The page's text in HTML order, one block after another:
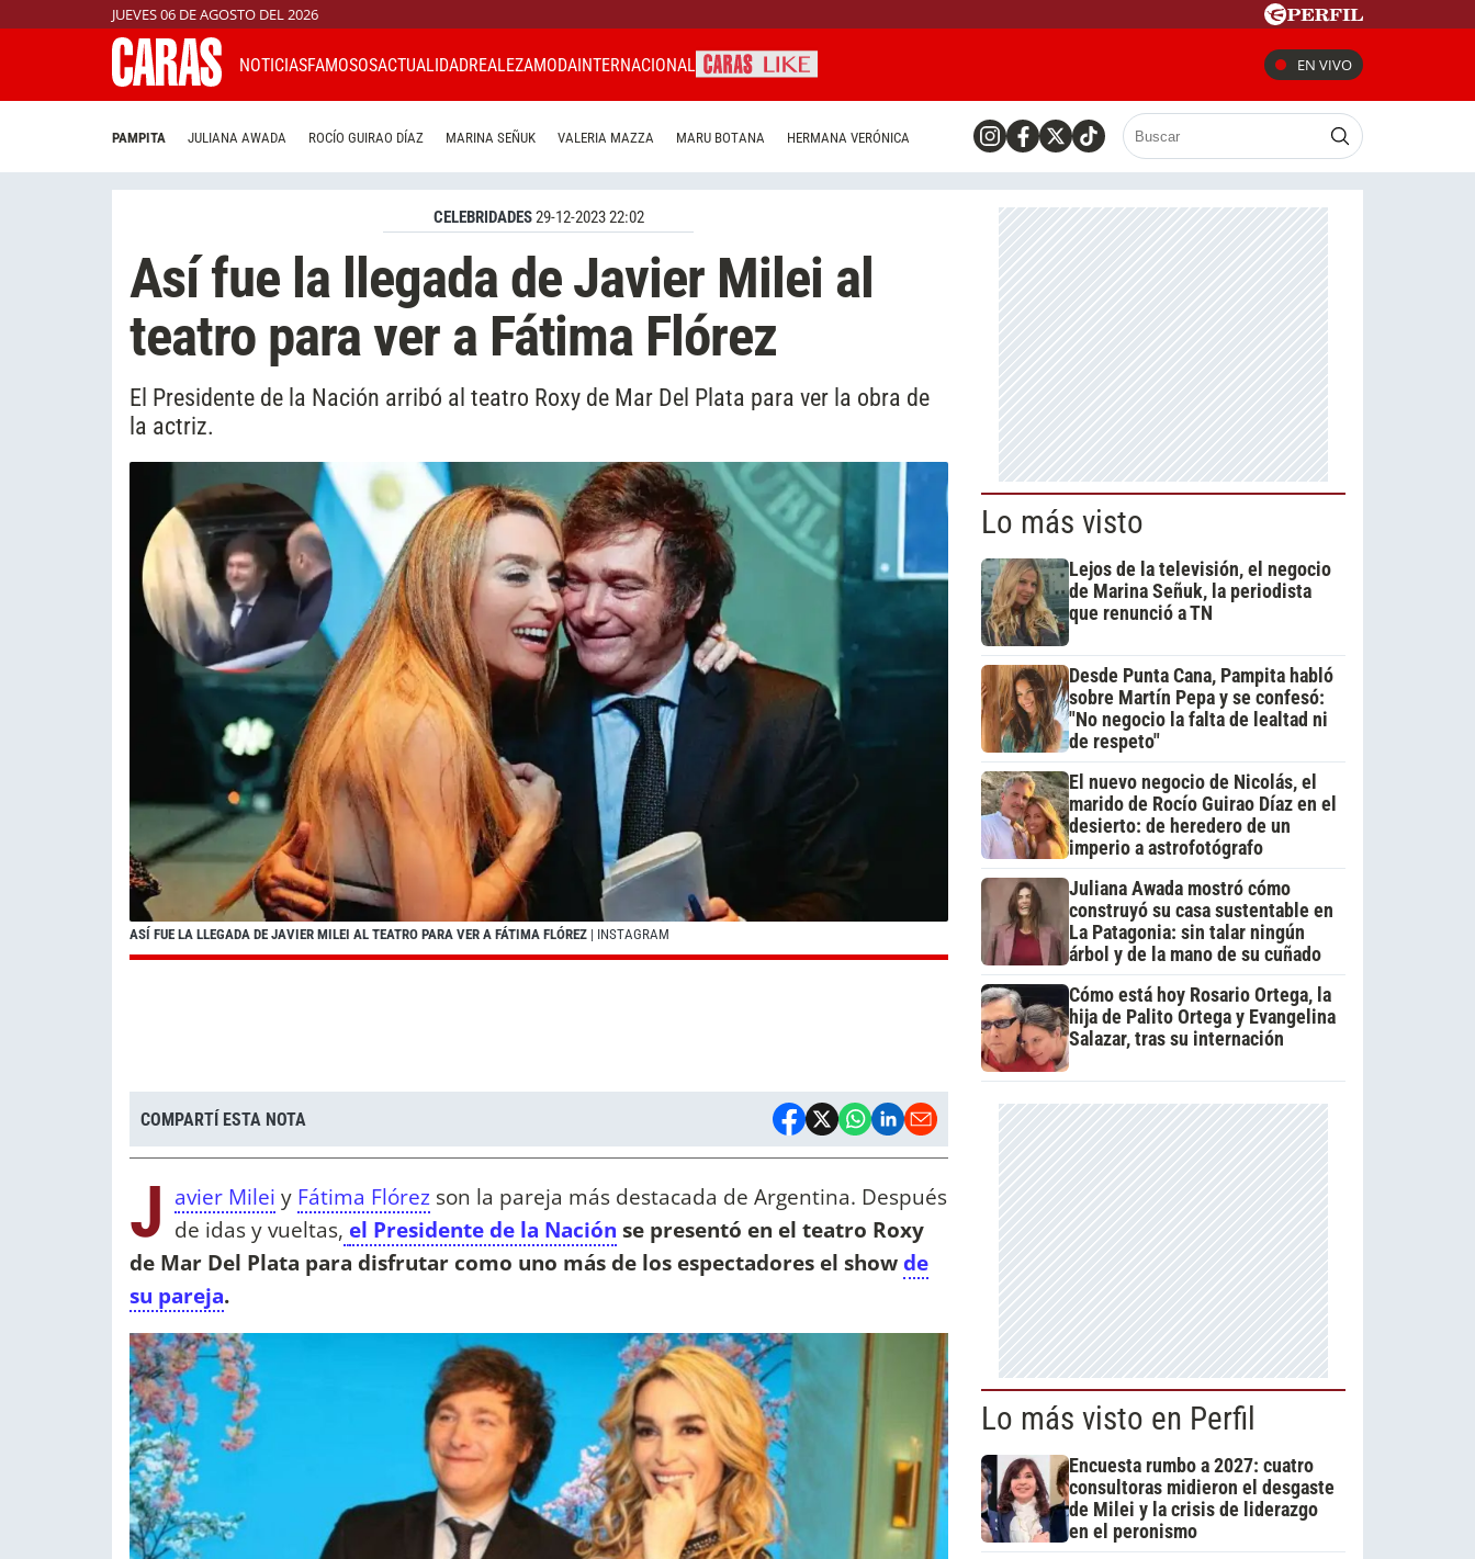
JUEVES 06 DE AGOSTO DEL 2026
NOTICIASFAMOSOSACTUALIDADREALEZAMODAINTERNACIONAL EN VIVO
PAMPITA JULIANA AWADA ROCÍO GUIRAO DÍAZ MARINA SEÑUK VALERIA MAZZA MARU BOTANA HERMANA VERÓNICA
CELEBRIDADES29-12-2023 22:02
Así fue la llegada de Javier Milei al
teatro para ver a Fátima Flórez
El Presidente de la Nación arribó al teatro Roxy de Mar Del Plata para ver la obra de
la actriz.
ASÍ FUE LA LLEGADA DE JAVIER MILEI AL TEATRO PARA VER A FÁTIMA FLÓREZ | INSTAGRAM
COMPARTÍ ESTA NOTA
J avier Milei y Fátima Flórez son la pareja más destacada de Argentina. Después
de idas y vueltas, el Presidente de la Nación se presentó en el teatro Roxy
de Mar Del Plata para disfrutar como uno más de los espectadores el showde
su pareja.
Lo más visto
Lejos de la televisión, el negocio
de Marina Señuk, la periodista
que renunció a TN
Desde Punta Cana, Pampita habló
sobre Martín Pepa y se confesó:
"No negocio la falta de lealtad ni
de respeto"
El nuevo negocio de Nicolás, el
marido de Rocío Guirao Díaz en el
desierto: de heredero de un
imperio a astrofotógrafo
Juliana Awada mostró cómo
construyó su casa sustentable en
La Patagonia: sin talar ningún
árbol y de la mano de su cuñado
Cómo está hoy Rosario Ortega, la
hija de Palito Ortega y Evangelina
Salazar, tras su internación
Lo más visto en Perfil
Encuesta rumbo a 2027: cuatro
consultoras midieron el desgaste
de Milei y la crisis de liderazgo
en el peronismo